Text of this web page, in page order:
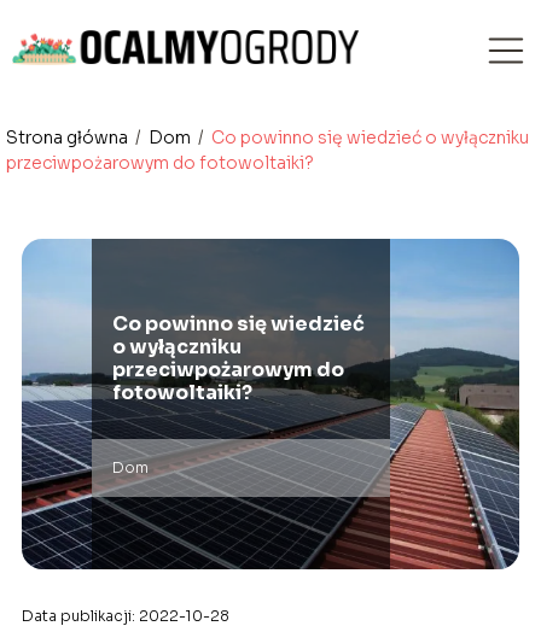
Strona główna / Dom / Co powinno się wiedzieć o wyłączniku
przeciwpożarowym do fotowoltaiki?
Co powinno się wiedzieć
o wyłączniku
przeciwpożarowym do
fotowoltaiki?
Dom
Data publikacji: 2022-10-28